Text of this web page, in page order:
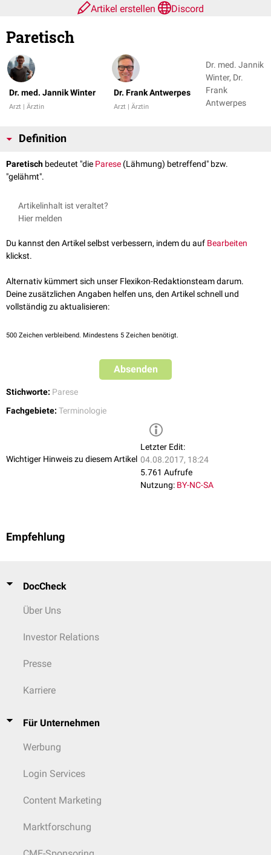
Artikel erstellen
Discord
Paretisch
Dr. med. Jannik Winter
Arzt | Ärztin
Dr. Frank Antwerpes
Arzt | Ärztin
Dr. med. Jannik
Winter, Dr.
Frank
Antwerpes
Definition
Paretisch bedeutet "die Parese (Lähmung) betreffend" bzw.
"gelähmt".
Artikelinhalt ist veraltet?
Hier melden
Du kannst den Artikel selbst verbessern, indem du auf Bearbeiten
klickst.
Alternativ kümmert sich unser Flexikon-Redaktionsteam darum.
Deine zusätzlichen Angaben helfen uns, den Artikel schnell und
vollständig zu aktualisieren:
500 Zeichen verbleibend. Mindestens 5 Zeichen benötigt.
Absenden
Stichworte: Parese
Fachgebiete: Terminologie
Wichtiger Hinweis zu diesem Artikel
Letzter Edit:
04.08.2017, 18:24
5.761 Aufrufe
Nutzung: BY-NC-SA
Empfehlung
DocCheck
Über Uns
Investor Relations
Presse
Karriere
Für Unternehmen
Werbung
Login Services
Content Marketing
Marktforschung